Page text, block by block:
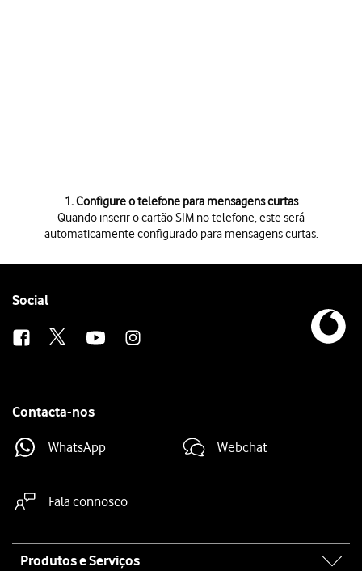
1. Configure o telefone para mensagens curtas
Quando inserir o cartão SIM no telefone, este será
automaticamente configurado para mensagens curtas.
Follow
Social
Contacta-nos
WhatsApp Webchat
Fala connosco
Produtos e Serviços